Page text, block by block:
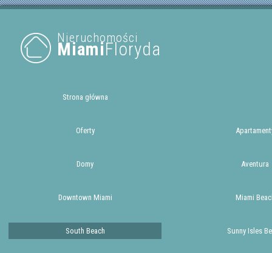
Nieruchomości
MiamiFloryda
Strona główna
Oferty
Domy Aventura
Downtown Miami Miami
South Beach Sunny Isles